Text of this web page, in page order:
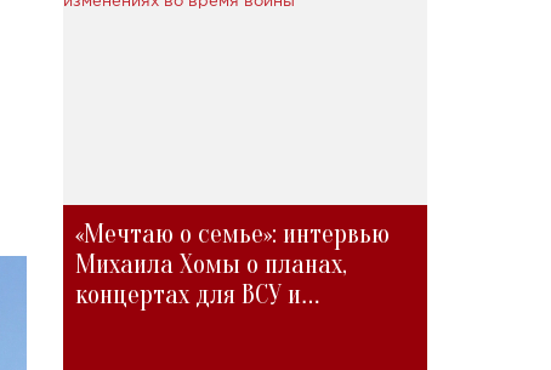
«Мечтаю о семье»: интервью
Михаила Хомы о планах,
концертах для ВСУ и